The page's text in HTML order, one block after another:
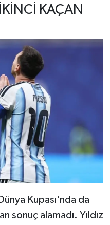
KAÇAN
Kupası'nda da
sonuç alamadı. Yıldız